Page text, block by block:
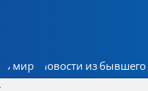
В мире Новости из бывшего